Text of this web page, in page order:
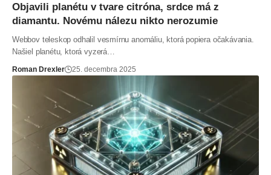
Objavili planétu v tvare citróna, srdce má z
diamantu. Novému nálezu nikto nerozumie
Webbov teleskop odhalil vesmírnu anomáliu, ktorá popiera očakávania.
Našiel planétu, ktorá vyzerá…
Roman Drexler 25. decembra 2025